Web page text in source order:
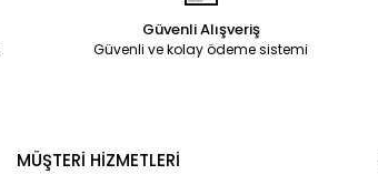
Güvenli Alışveriş
Güvenli ve kolay ödeme sistemi
MÜŞTERİ HİZMETLERİ